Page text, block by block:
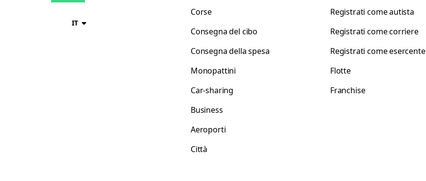
IT
Corse
Consegna del cibo
Consegna della spesa
Monopattini
Car-sharing
Business
Aeroporti
Città
Registrati come autista
Registrati come corriere
Registrati come esercente
Flotte
Franchise